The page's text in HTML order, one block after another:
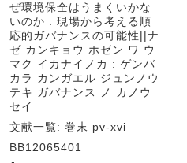
ぜ環境保全はうまくいかな
いのか : 現場から考える順
応的ガバナンスの可能性||ナ
ゼ カンキョウ ホゼン ワ ウ
マク イカナイノカ : ゲンバ
カラ カンガエル ジュンノウ
テキ ガバナンス ノ カノウ
セイ
文献一覧: 巻末 pv-xvi
BB12065401